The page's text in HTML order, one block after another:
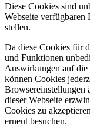
Diese Cookies sind
Webseite
stellen.
Da diese Cookies für
und Funktionen
Auswirkungen auf die
können Cookies
Browsereinstellungen
dieser Webseite
Cookies zu
erneut besuchen.